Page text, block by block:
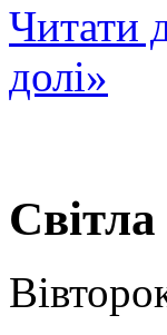
Читати
долі»